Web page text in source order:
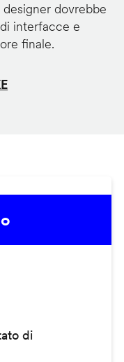
dovrebbe
interfacce e
finale.
di